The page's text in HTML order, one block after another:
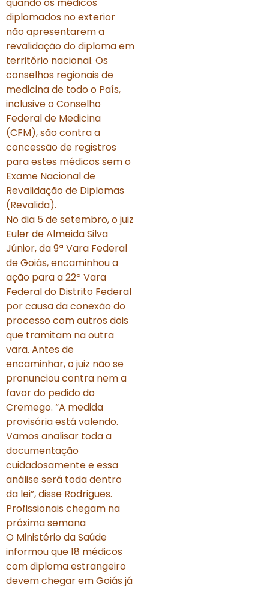
diplomados no exterior
não apresentarem a
revalidação do diploma em
território nacional. Os
conselhos regionais de
medicina de todo o País,
inclusive o Conselho
Federal de Medicina
(CFM), são contra a
concessão de registros
para estes médicos sem o
Exame Nacional de
Revalidação de Diplomas
(Revalida).
No dia 5 de setembro, o juiz
Euler de Almeida Silva
Júnior, da 9ª Vara Federal
de Goiás, encaminhou a
ação para a 22ª Vara
Federal do Distrito Federal
por causa da conexão do
processo com outros dois
que tramitam na outra
vara. Antes de
encaminhar, o juiz não se
pronunciou contra nem a
favor do pedido do
Cremego. “A medida
provisória está valendo.
Vamos analisar toda a
documentação
cuidadosamente e essa
análise será toda dentro
da lei”, disse Rodrigues.
Profissionais chegam na
próxima semana
O Ministério da Saúde
informou que 18 médicos
com diploma estrangeiro
devem chegar em Goiás já